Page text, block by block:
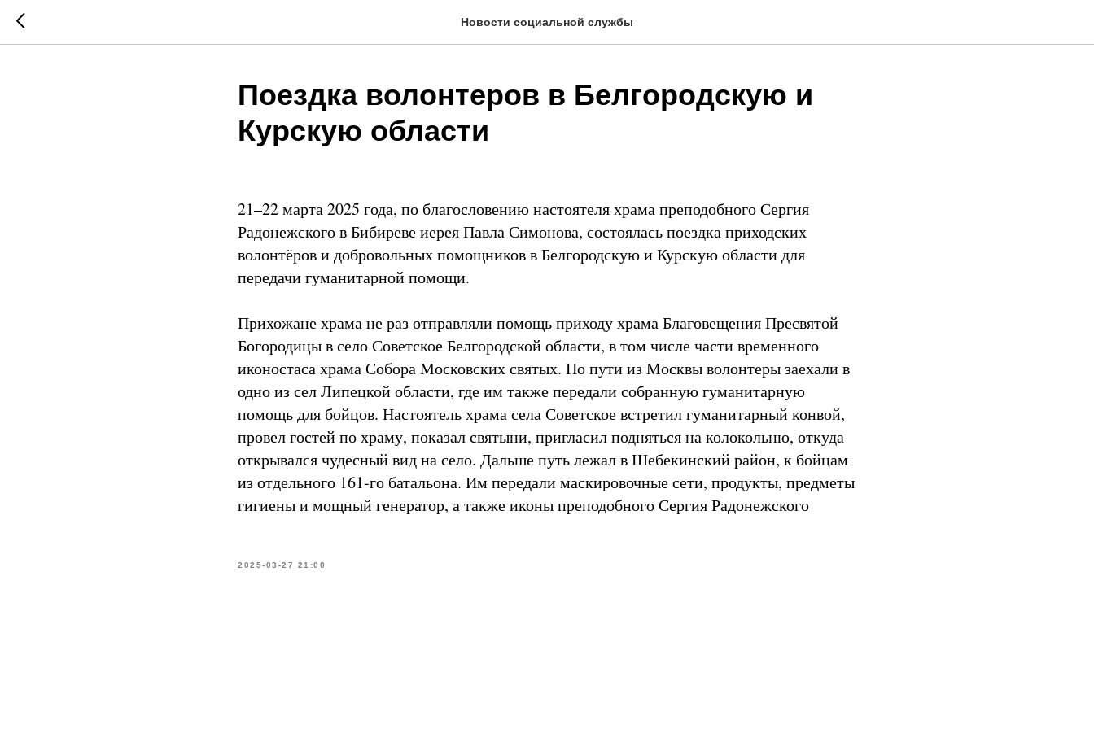
Новости социальной службы
Поездка волонтеров в Белгородскую и
Курскую области
21–22 марта 2025 года, по благословению настоятеля храма преподобного Сергия
Радонежского в Бибиреве иерея Павла Симонова, состоялась поездка приходских
волонтёров и добровольных помощников в Белгородскую и Курскую области для
передачи гуманитарной помощи.
Прихожане храма не раз отправляли помощь приходу храма Благовещения Пресвятой
Богородицы в село Советское Белгородской области, в том числе части временного
иконостаса храма Собора Московских святых. По пути из Москвы волонтеры заехали в
одно из сел Липецкой области, где им также передали собранную гуманитарную
помощь для бойцов. Настоятель храма села Советское встретил гуманитарный конвой,
провел гостей по храму, показал святыни, пригласил подняться на колокольню, откуда
открывался чудесный вид на село. Дальше путь лежал в Шебекинский район, к бойцам
из отдельного 161-го батальона. Им передали маскировочные сети, продукты, предметы
гигиены и мощный генератор, а также иконы преподобного Сергия Радонежского
2025-03-27 21:00